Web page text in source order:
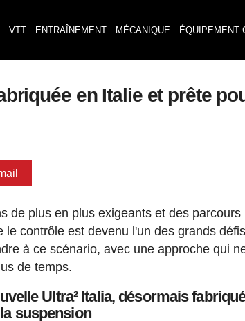
VTT ENTRAÎNEMENT MÉCANIQUE ÉQUIPEMENT
en Italie et prête
de plus en plus exigeants et des parcours
contrôle est devenu l'un des grands
à ce scénario, avec une approche qui
de temps.
Ultra² Italia, désormais
suspension